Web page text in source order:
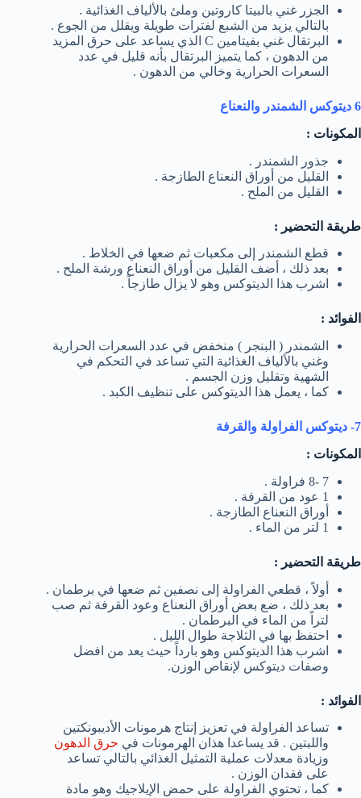
الجزر غني بالبيتا كاروتين وملئ بالألياف الغذائية .
بالتالي يزيد من الشبع لفترات طويلة ويقلل من الجوع .
البرتقال غني بفيتامين C الذي يساعد على حرق المزيد
من الدهون ، كما يتميز البرتقال بأنه قليل في عدد
السعرات الحرارية وخالي من الدهون .
6 ديتوكس الشمندر والنعناع
المكونات :
جذور الشمندر .
القليل من أوراق النعناع الطازجة .
القليل من الملح .
طريقة التحضير :
قطع الشمندر إلى مكعبات ثم ضعها في الخلاط .
بعد ذلك ، أضف القليل من أوراق النعناع ورشة الملح .
اشرب هذا الديتوكس وهو لا يزال طازجاً .
الفوائد :
الشمندر ( البنجر ) منخفض في عدد السعرات الحرارية
وغني بالألياف الغذائية التي تساعد في التحكم في
الشهية وتقليل وزن الجسم .
كما ، يعمل هذا الديتوكس على تنظيف الكبد .
7- ديتوكس الفراولة والقرفة
المكونات :
7 -8 فراولة .
1 عود من القرفة .
أوراق النعناع الطازجة .
1 لتر من الماء .
طريقة التحضير :
أولاً ، قطعي الفراولة إلى نصفين ثم ضعها في برطمان .
بعد ذلك ، ضع بعض أوراق النعناع وعود القرفة ثم صب
لتراً من الماء في البرطمان .
احتفظ بها في الثلاجة طوال الليل .
اشرب هذا الديتوكس وهو بارداً حيث يعد من افضل
وصفات ديتوكس لإنقاص الوزن.
الفوائد :
تساعد الفراولة في تعزيز إنتاج هرمونات الأديبونكتين
واللبتين . قد يساعدا هذان الهرمونات في حرق الدهون
وزيادة معدلات عملية التمثيل الغذائي بالتالي تساعد
على فقدان الوزن .
كما ، تحتوي الفراولة على حمض الإيلاجيك وهو مادة